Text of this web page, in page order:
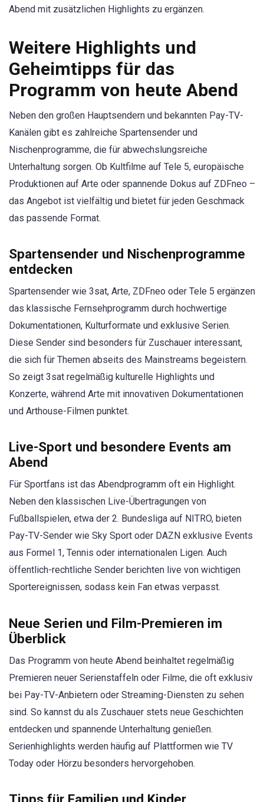
Abend mit zusätzlichen Highlights zu ergänzen.
Weitere Highlights und
Geheimtipps für das
Programm von heute Abend
Neben den großen Hauptsendern und bekannten Pay-TV-
Kanälen gibt es zahlreiche Spartensender und
Nischenprogramme, die für abwechslungsreiche
Unterhaltung sorgen. Ob Kultfilme auf Tele 5, europäische
Produktionen auf Arte oder spannende Dokus auf ZDFneo –
das Angebot ist vielfältig und bietet für jeden Geschmack
das passende Format.
Spartensender und Nischenprogramme
entdecken
Spartensender wie 3sat, Arte, ZDFneo oder Tele 5 ergänzen
das klassische Fernsehprogramm durch hochwertige
Dokumentationen, Kulturformate und exklusive Serien.
Diese Sender sind besonders für Zuschauer interessant,
die sich für Themen abseits des Mainstreams begeistern.
So zeigt 3sat regelmäßig kulturelle Highlights und
Konzerte, während Arte mit innovativen Dokumentationen
und Arthouse-Filmen punktet.
Live-Sport und besondere Events am
Abend
Für Sportfans ist das Abendprogramm oft ein Highlight.
Neben den klassischen Live-Übertragungen von
Fußballspielen, etwa der 2. Bundesliga auf NITRO, bieten
Pay-TV-Sender wie Sky Sport oder DAZN exklusive Events
aus Formel 1, Tennis oder internationalen Ligen. Auch
öffentlich-rechtliche Sender berichten live von wichtigen
Sportereignissen, sodass kein Fan etwas verpasst.
Neue Serien und Film-Premieren im
Überblick
Das Programm von heute Abend beinhaltet regelmäßig
Premieren neuer Serienstaffeln oder Filme, die oft exklusiv
bei Pay-TV-Anbietern oder Streaming-Diensten zu sehen
sind. So kannst du als Zuschauer stets neue Geschichten
entdecken und spannende Unterhaltung genießen.
Serienhighlights werden häufig auf Plattformen wie TV
Today oder Hörzu besonders hervorgehoben.